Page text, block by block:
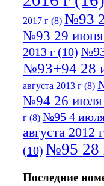
2017 г (8) №93
№93 29 июня
2013 г (10)
№93+94 28
августа 2013 г (8)
№94 26 июля
г (8) №95 4
августа 2012 г
(10) №95 28
Последние